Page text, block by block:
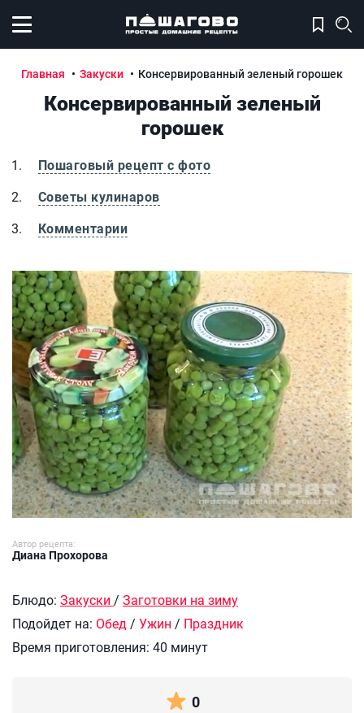
Открыть меню
Главная Закуски Консервированный зеленый горошек
Консервированный зеленый
горошек
Пошаговый рецепт с фото
Советы кулинаров
Комментарии
Консервированный зеленый горошек
Автор рецепта:
Диана Прохорова
Блюдо: Закуски / Заготовки на зиму
Подойдет на: Обед/ Ужин / Праздник
Время приготовления: 40 минут
0